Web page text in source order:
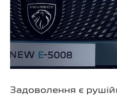
Задоволення є